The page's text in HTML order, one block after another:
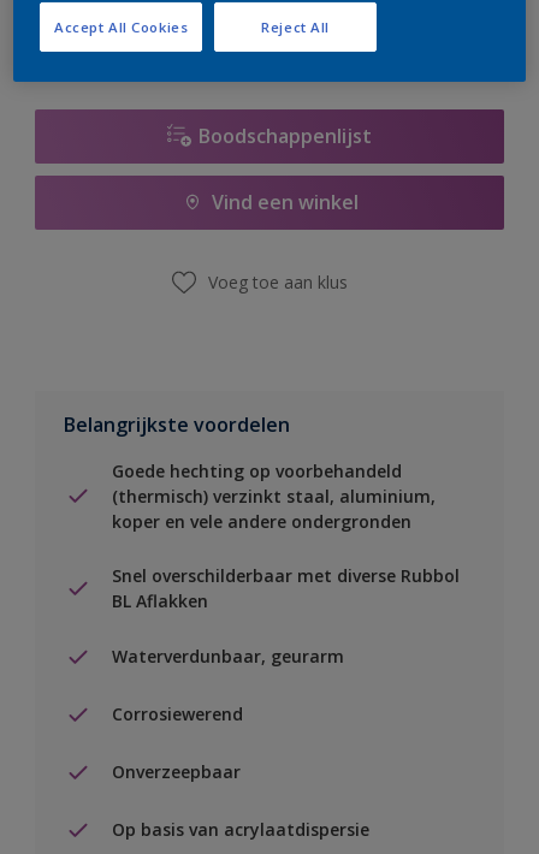
Boodschappenlijst
Vind een winkel
Voeg toe aan klus
Belangrijkste voordelen
Goede hechting op voorbehandeld
(thermisch) verzinkt staal, aluminium,
koper en vele andere ondergronden
Snel overschilderbaar met diverse Rubbol
BL Aflakken
Waterverdunbaar, geurarm
Corrosiewerend
Onverzeepbaar
Op basis van acrylaatdispersie
Reject All
Accept All Cookies